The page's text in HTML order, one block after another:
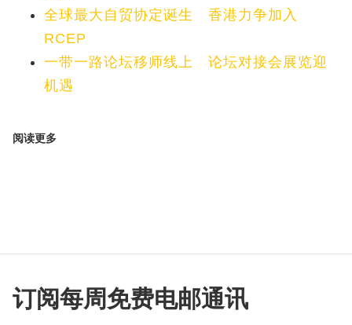
全球最大自贸协定诞生 香港力争加入
RCEP
一带一路论坛移师线上 论坛对接会展览迎
机遇
阅读更多
订阅每周免费电邮通讯